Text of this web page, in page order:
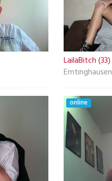
LailaBitch (33)
Emtinghausen
online